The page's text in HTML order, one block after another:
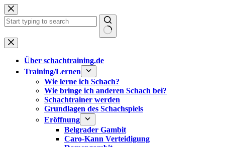
Zum
Inhalt
springen
Keine
Ergebnisse
Über schachtraining.de
Training/Lernen
Wie lerne ich Schach?
Wie bringe ich anderen Schach bei?
Schachtrainer werden
Grundlagen des Schachspiels
Eröffnung
Belgrader Gambit
Caro-Kann Verteidigung